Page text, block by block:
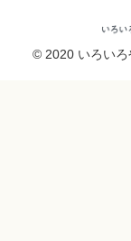
© 2020 いろいろ